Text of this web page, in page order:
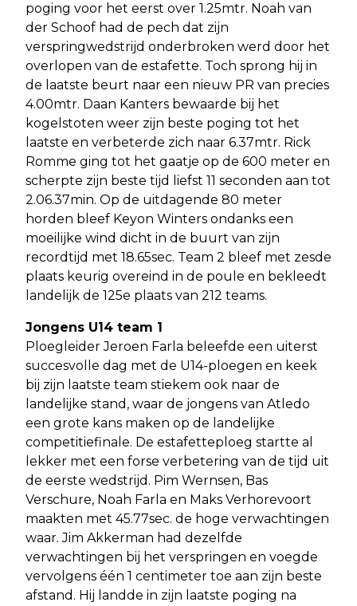
poging voor het eerst over 1.25mtr. Noah van
der Schoof had de pech dat zijn
verspringwedstrijd onderbroken werd door het
overlopen van de estafette. Toch sprong hij in
de laatste beurt naar een nieuw PR van precies
4.00mtr. Daan Kanters bewaarde bij het
kogelstoten weer zijn beste poging tot het
laatste en verbeterde zich naar 6.37mtr. Rick
Romme ging tot het gaatje op de 600 meter en
scherpte zijn beste tijd liefst 11 seconden aan tot
2.06.37min. Op de uitdagende 80 meter
horden bleef Keyon Winters ondanks een
moeilijke wind dicht in de buurt van zijn
recordtijd met 18.65sec. Team 2 bleef met zesde
plaats keurig overeind in de poule en bekleedt
landelijk de 125e plaats van 212 teams.
Jongens U14 team 1
Ploegleider Jeroen Farla beleefde een uiterst
succesvolle dag met de U14-ploegen en keek
bij zijn laatste team stiekem ook naar de
landelijke stand, waar de jongens van Atledo
een grote kans maken op de landelijke
competitiefinale. De estafetteploeg startte al
lekker met een forse verbetering van de tijd uit
de eerste wedstrijd. Pim Wernsen, Bas
Verschure, Noah Farla en Maks Verhorevoort
maakten met 45.77sec. de hoge verwachtingen
waar. Jim Akkerman had dezelfde
verwachtingen bij het verspringen en voegde
vervolgens één 1 centimeter toe aan zijn beste
afstand. Hij landde in zijn laatste poging na